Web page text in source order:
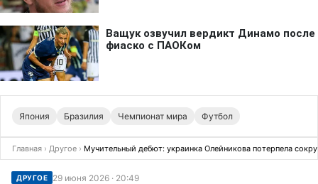
Япония Бразилия Чемпионат мира Футбол
Главная › Другое › Мучительный дебют: украинка Олейникова потерпела
ДРУГОЕ 29 июня 2026 · 20:49